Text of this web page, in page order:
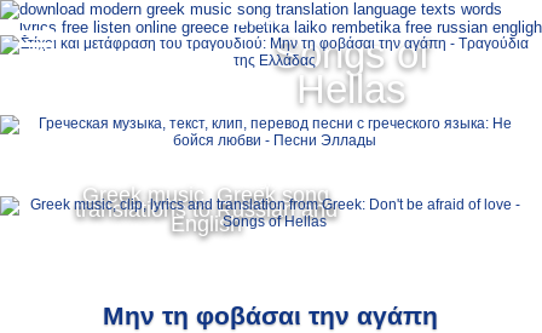
Songs of
Hellas
Greek music, Greek song
translations to Russian and
English
Ελληνικά
MENU
Μην τη φοβάσαι την αγάπη